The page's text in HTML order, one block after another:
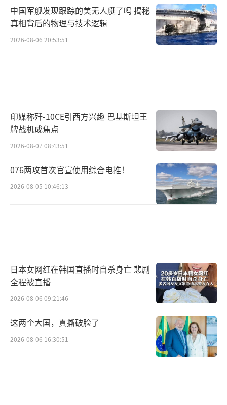
中国军舰发现跟踪的美无人艇了吗 揭秘
真相背后的物理与技术逻辑
2026-08-06 20:53:51
印媒称歼-10CE引西方兴趣 巴基斯坦王
牌战机成焦点
2026-08-07 08:43:51
076两攻首次官宣使用综合电推！
2026-08-05 10:46:13
日本女网红在韩国直播时自杀身亡 悲剧
全程被直播
2026-08-06 09:21:46
这两个大国，真撕破脸了
2026-08-06 16:30:51